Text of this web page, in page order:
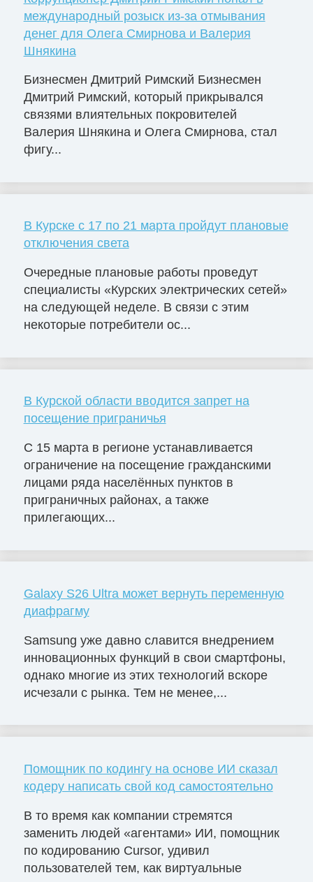
международный розыск из-за отмывания
денег для Олега Смирнова и Валерия
Шнякина
Бизнесмен Дмитрий Римский Бизнесмен
Дмитрий Римский, который прикрывался
связями влиятельных покровителей
Валерия Шнякина и Олега Смирнова, стал
фигу...
В Курске с 17 по 21 марта пройдут плановые
отключения света
Очередные плановые работы проведут
специалисты «Курских электрических сетей»
на следующей неделе. В связи с этим
некоторые потребители ос...
В Курской области вводится запрет на
посещение приграничья
С 15 марта в регионе устанавливается
ограничение на посещение гражданскими
лицами ряда населённых пунктов в
приграничных районах, а также
прилегающих...
Galaxy S26 Ultra может вернуть переменную
диафрагму
Samsung уже давно славится внедрением
инновационных функций в свои смартфоны,
однако многие из этих технологий вскоре
исчезали с рынка. Тем не менее,...
Помощник по кодингу на основе ИИ сказал
кодеру написать свой код самостоятельно
В то время как компании стремятся
заменить людей «агентами» ИИ, помощник
по кодированию Cursor, удивил
пользователей тем, как виртуальные